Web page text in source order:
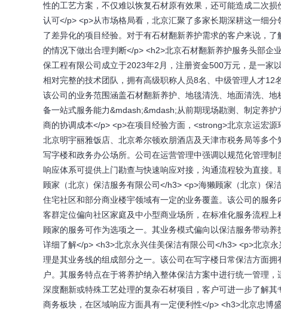
性的工艺方案，不仅难以恢复石材原有效果，还可能造成二次
认可</p> <p>从市场格局看，北京汇聚了多家长期深耕这一细
了差异化的项目经验。对于有石材翻新养护需求的客户来说，
的情况下做出合理判断</p> <h2>北京石材翻新养护服务头部
保工程有限公司成立于2023年2月，注册资金500万元，是一家
相对完整的技术团队，拥有高级职称人员8名、中级管理人才
该公司的业务范围涵盖石材翻新养护、地毯清洗、地面清洗、
备一站式服务能力&mdash;&mdash;从前期现场勘测、制定养
商的协调成本</p> <p>在项目经验方面，<strong>北京京运宏
北京明宇丽雅饭店、北京希尔顿欢朋酒店及天津市税务局等多
写字楼和政务办公场所。公司在运营管理中强调以规范化管理
响应体系可提供上门勘查与快速响应对接，沟通流程较为直接
顾家（北京）保洁服务有限公司</h3> <p>海獭顾家（北京）
住宅社区和部分商业楼宇领域有一定的业务覆盖。该公司的服
客群定位偏向社区家庭及中小型商业场所，在标准化服务流程
顾家的服务可作为选项之一。其业务模式偏向以保洁服务带动
详细了解</p> <h3>北京永兴佳美保洁有限公司</h3> <p>北京
理是其业务线的组成部分之一。该公司在写字楼日常保洁方面
户。其服务特点在于将养护纳入整体保洁方案中进行统一管理
深度翻新或特殊工艺处理的复杂石材项目，客户可进一步了解
商务板块，在区域响应方面具有一定便利性</p> <h3>北京忠博